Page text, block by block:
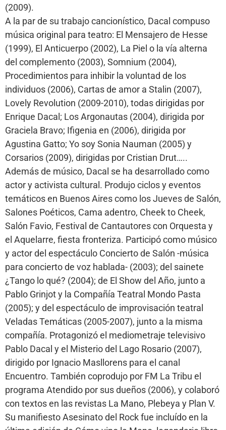
(2009).
A la par de su trabajo cancionístico, Dacal compuso
música original para teatro: El Mensajero de Hesse
(1999), El Anticuerpo (2002), La Piel o la vía alterna
del complemento (2003), Somnium (2004),
Procedimientos para inhibir la voluntad de los
individuos (2006), Cartas de amor a Stalin (2007),
Lovely Revolution (2009-2010), todas dirigidas por
Enrique Dacal; Los Argonautas (2004), dirigida por
Graciela Bravo; Ifigenia en (2006), dirigida por
Agustina Gatto; Yo soy Sonia Nauman (2005) y
Corsarios (2009), dirigidas por Cristian Drut…..
Además de músico, Dacal se ha desarrollado como
actor y activista cultural. Produjo ciclos y eventos
temáticos en Buenos Aires como los Jueves de Salón,
Salones Poéticos, Cama adentro, Cheek to Cheek,
Salón Favio, Festival de Cantautores con Orquesta y
el Aquelarre, fiesta fronteriza. Participó como músico
y actor del espectáculo Concierto de Salón -música
para concierto de voz hablada- (2003); del sainete
¿Tango lo qué? (2004); de El Show del Año, junto a
Pablo Grinjot y la Compañía Teatral Mondo Pasta
(2005); y del espectáculo de improvisación teatral
Veladas Temáticas (2005-2007), junto a la misma
compañía. Protagonizó el mediometraje televisivo
Pablo Dacal y el Misterio del Lago Rosario (2007),
dirigido por Ignacio Masllorens para el canal
Encuentro. También coprodujo por FM La Tribu el
programa Atendido por sus dueños (2006), y colaboró
con textos en las revistas La Mano, Plebeya y Plan V.
Su manifiesto Asesinato del Rock fue incluído en la